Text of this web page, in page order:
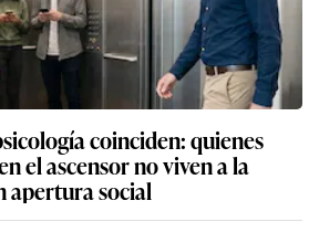
coinciden: quienes
el ascensor no viven a la
apertura social